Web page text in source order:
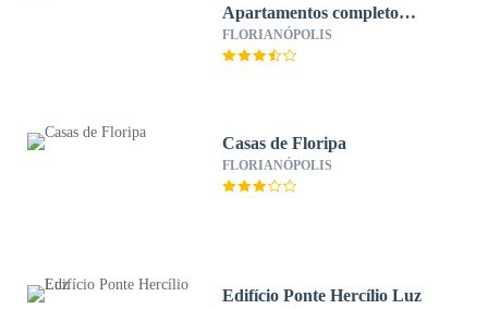
Apartamentos completo
recem inaugurados no Joao
Paulo
FLORIANÓPOLIS
Casas de Floripa
FLORIANÓPOLIS
Edifício Ponte Hercílio Luz